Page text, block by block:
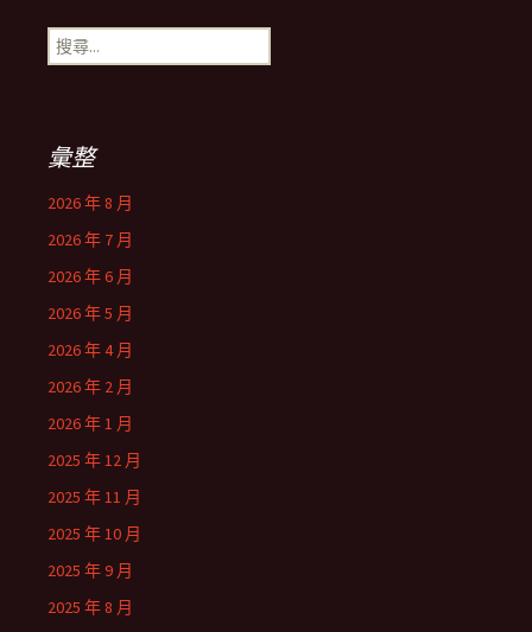
搜
尋
彙整
2026 年 8 月
2026 年 7 月
2026 年 6 月
2026 年 5 月
2026 年 4 月
2026 年 2 月
2026 年 1 月
2025 年 12 月
2025 年 11 月
2025 年 10 月
2025 年 9 月
2025 年 8 月